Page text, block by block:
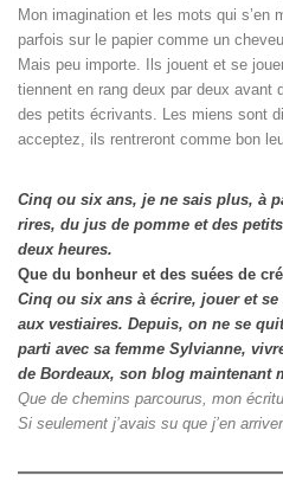
Mon imagination et les mots qui s’en
parfois sur le papier comme un
Mais peu importe. Ils jouent et se
tiennent en rang deux par deux avant
des petits écrivants. Les miens sont
acceptez, ils rentreront comme bon
Cinq ou six ans, je ne sais plus, à
rires, du jus de pomme et des
deux heures.
Que du bonheur et des suées de
Cinq ou six ans à écrire, jouer et
aux vestiaires. Depuis, on ne se
parti avec sa femme Sylvianne,
de Bordeaux, son blog maintenant
Que de chemins parcourus, mon
Si seulement j’avais su que j’en